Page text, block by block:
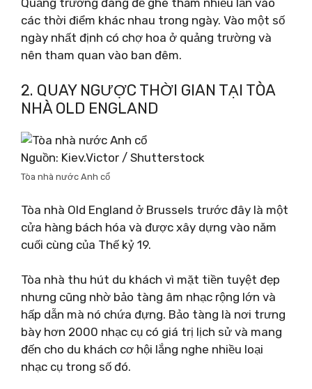
các thời điểm khác nhau trong ngày. Vào một số
ngày nhất định có chợ hoa ở quảng trường và
nên tham quan vào ban đêm.
2. QUAY NGƯỢC THỜI GIAN TẠI TÒA
NHÀ OLD ENGLAND
Nguồn: Kiev.Victor / Shutterstock
Tòa nhà nước Anh cổ
Tòa nhà Old England ở Brussels trước đây là một
cửa hàng bách hóa và được xây dựng vào năm
cuối cùng của Thế kỷ 19.
Tòa nhà thu hút du khách vì mặt tiền tuyệt đẹp
nhưng cũng nhờ bảo tàng âm nhạc rộng lớn và
hấp dẫn mà nó chứa đựng. Bảo tàng là nơi trưng
bày hơn 2000 nhạc cụ có giá trị lịch sử và mang
đến cho du khách cơ hội lắng nghe nhiều loại
nhạc cụ trong số đó.